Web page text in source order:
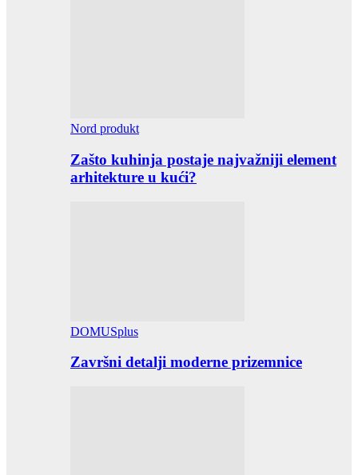
Nord produkt
Zašto kuhinja postaje najvažniji element
arhitekture u kući?
DOMUSplus
Završni detalji moderne prizemnice